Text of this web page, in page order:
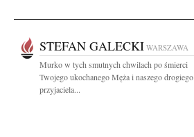
STEFAN GALECKI WARSZAWA
Murko w tych smutnych chwilach po śmierci
Twojego ukochanego Męża i naszego drogiego
przyjaciela...